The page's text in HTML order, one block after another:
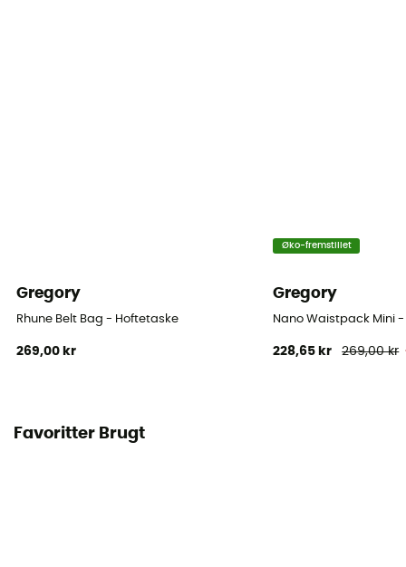
Gregory
Rhune Belt Bag - Hoftetaske
269,00 kr
Øko-fremstillet
Gregory
Nano Waistpack Mini
228,65 kr 269,00 kr
Favoritter Brugt